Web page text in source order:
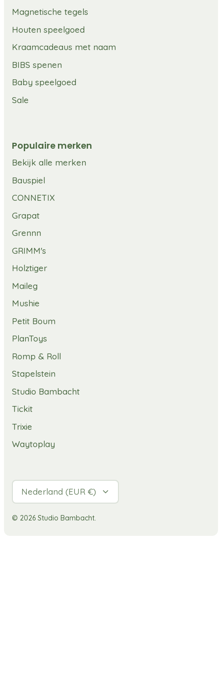
Magnetische tegels
Houten speelgoed
Kraamcadeaus met naam
BIBS spenen
Baby speelgoed
Sale
Populaire merken
Bekijk alle merken
Bauspiel
CONNETIX
Grapat
Grennn
GRIMM's
Holztiger
Maileg
Mushie
Petit Boum
PlanToys
Romp & Roll
Stapelstein
Studio Bambacht
Tickit
Trixie
Waytoplay
Valuta
Nederland (EUR €)
© 2026 Studio Bambacht.